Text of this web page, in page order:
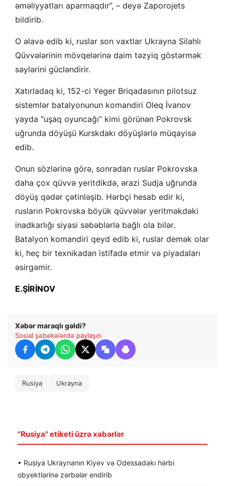
əməliyyatları aparmaqdır”, – deyə Zaporojets
bildirib.
O əlavə edib ki, ruslar son vaxtlar Ukrayna Silahlı
Qüvvələrinin mövqelərinə daim təzyiq göstərmək
səylərini gücləndirir.
Xatırladaq ki, 152-ci Yeger Briqadasının pilotsuz
sistemlər batalyonunun komandiri Oleq İvanov
yayda “uşaq oyuncağı” kimi görünən Pokrovsk
uğrunda döyüşü Kurskdakı döyüşlərlə müqayisə
edib.
Onun sözlərinə görə, sonradan ruslar Pokrovska
daha çox qüvvə yeritdikdə, ərazi Sudja uğrunda
döyüş qədər çətinləşib. Hərbçi hesab edir ki,
rusların Pokrovska böyük qüvvələr yeritməkdəki
inadkarlığı siyasi səbəblərlə bağlı ola bilər.
Batalyon komandiri qeyd edib ki, ruslar demək olar
ki, heç bir texnikadan istifadə etmir və piyadaları
əsirgəmir.
E.ŞİRİNOV
Xəbər maraqlı gəldi?
Sosial şəbəkələrdə paylaşın
Rusiya Ukrayna
"Rusiya" etiketi üzrə xəbərlər
• Rusiya Ukraynanın Kiyev və Odessadakı hərbi
obyektlərinə zərbələr endirib